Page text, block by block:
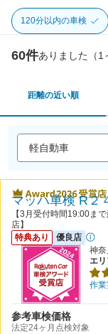
120分以内の車検
60件ありました（1
距離の近い順
マッハ車検 R２
【3月受付時間19:00ま
店】
特典あり
優良店
神
エ
作業
参考車検価格
法定24ヶ月点検対象